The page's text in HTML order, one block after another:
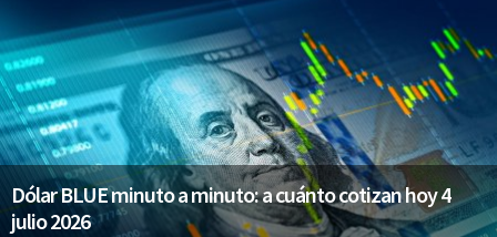
Dólar BLUE minuto a minuto: a cuánto cotizan hoy 4
julio 2026